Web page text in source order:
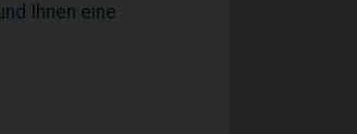
Ihnen eine